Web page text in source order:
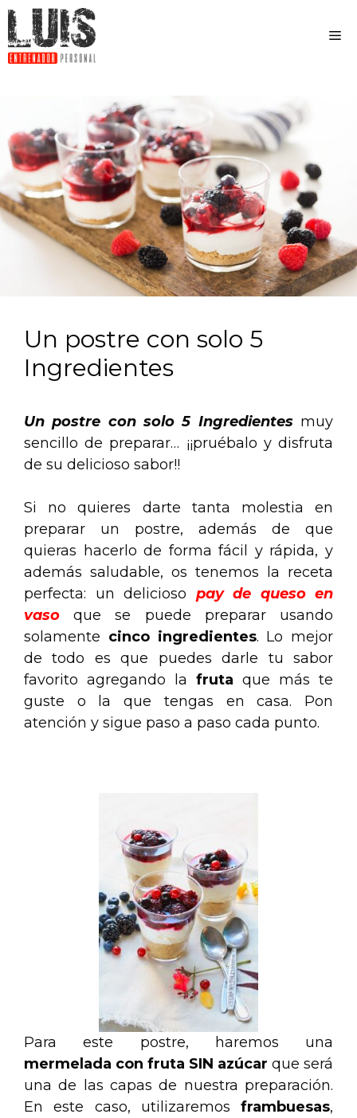
Un postre con solo 5
Ingredientes
Un postre con solo 5 Ingredientesmuy
sencillo de preparar… ¡¡pruébalo y disfruta
de su delicioso sabor!!
Si no quieres darte tanta molestia en
preparar un postre, además de que
quieras hacerlo de forma fácil y rápida, y
además saludable, os tenemos la receta
perfecta: un delicioso pay de queso en
vaso que se puede preparar usando
solamente cinco ingredientes. Lo mejor
de todo es que puedes darle tu sabor
favorito agregando la fruta que más te
guste o la que tengas en casa. Pon
atención y sigue paso a paso cada punto.
Para este postre, haremos una
mermelada con fruta SIN azúcar que será
una de las capas de nuestra preparación.
En este caso, utilizaremos frambuesas,